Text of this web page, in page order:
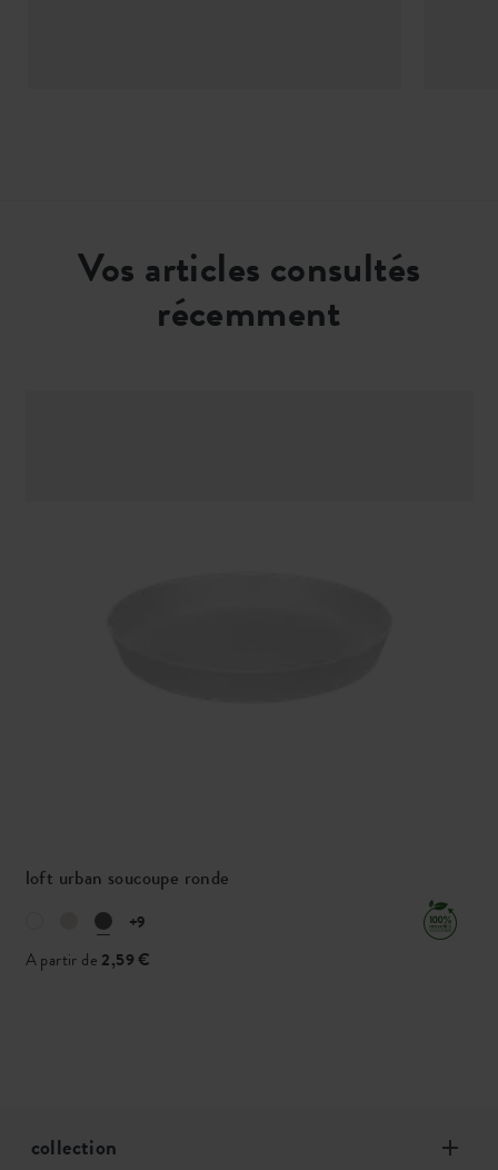
Vos articles consultés
récemment
loft urban soucoupe ronde
+9
A partir de2,59 €
collection